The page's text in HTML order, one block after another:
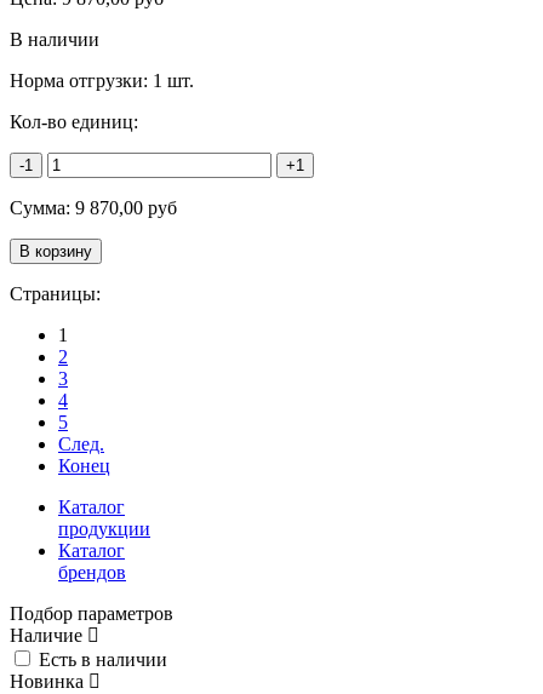
В наличии
Норма отгрузки: 1 шт.
Кол-во единиц:
-1 +1
Сумма: 9 870,00 руб
Страницы:
1
2
3
4
5
След.
Конец
Каталог
продукции
Каталог
брендов
Подбор параметров
Наличие
Есть в наличии
Новинка